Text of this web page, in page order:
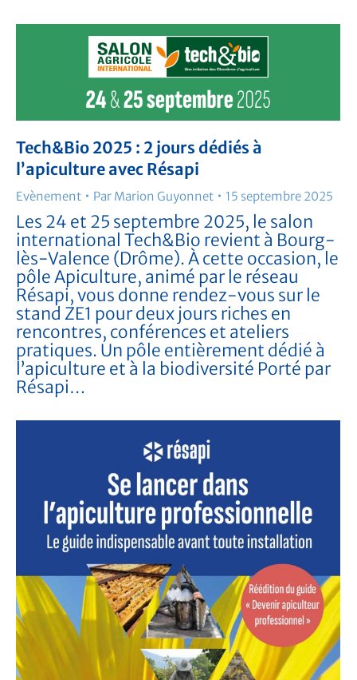
Tech&Bio 2025 : 2 jours dédiés à
l’apiculture avec Résapi
Evènement Par Marion Guyonnet 15 septembre 2025
Les 24 et 25 septembre 2025, le salon
international Tech&Bio revient à Bourg-
lès-Valence (Drôme). À cette occasion, le
pôle Apiculture, animé par le réseau
Résapi, vous donne rendez-vous sur le
stand ZE1 pour deux jours riches en
rencontres, conférences et ateliers
pratiques. Un pôle entièrement dédié à
l’apiculture et à la biodiversité Porté par
Résapi…